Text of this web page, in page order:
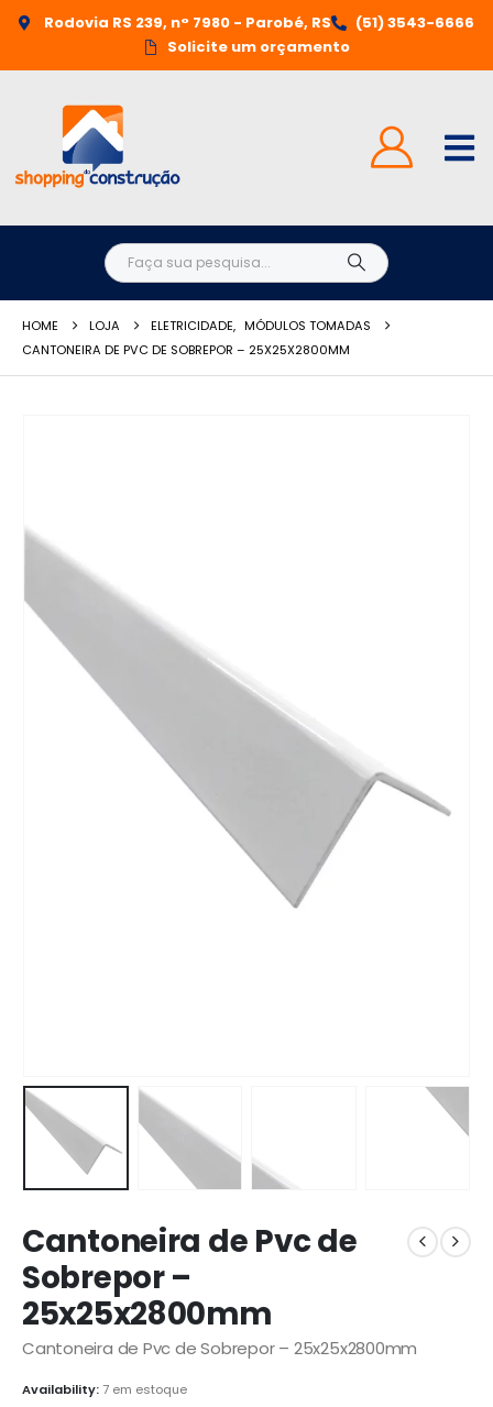
Rodovia RS 239, n° 7980 - Parobé, RS
(51) 3543-6666
Solicite um orçamento
HOME LOJA ELETRICIDADE, MÓDULOS TOMADAS
CANTONEIRA DE PVC DE SOBREPOR – 25X25X2800MM
Cantoneira de Pvc de
Sobrepor –
25x25x2800mm
Cantoneira de Pvc de Sobrepor – 25x25x2800mm
Availability:7 em estoque